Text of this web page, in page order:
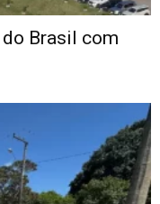
do Brasil com